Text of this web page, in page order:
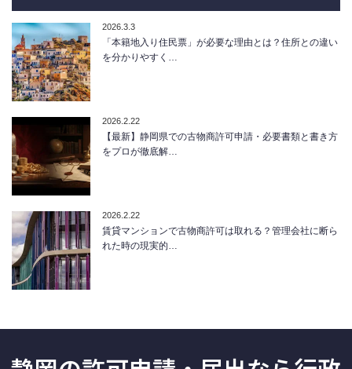
2026.3.3
「本籍地入り住民票」が必要な理由とは？住所との違い
を分かりやすく…
2026.2.22
【最新】静岡県での古物商許可申請・必要書類と書き方
をプロが徹底解…
2026.2.22
賃貸マンションで古物商許可は取れる？管理会社に断ら
れた時の現実的…